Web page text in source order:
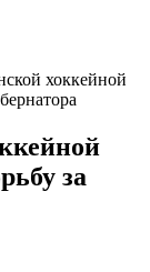
хоккейной
за